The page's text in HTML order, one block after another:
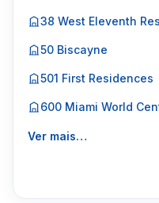
38 West Eleventh
50 Biscayne
501 First Residences
600 Miami World
Ver mais…